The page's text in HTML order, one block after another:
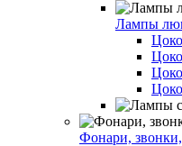
Лампы
Фонари,